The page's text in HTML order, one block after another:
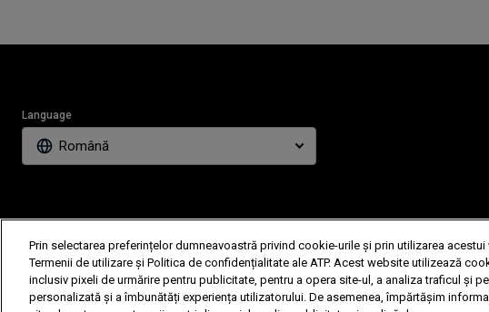
Language
Română
Players may withdraw due to injury,
© 2021 ATP Tour, Inc.Terms
Prin selectarea preferințelor dumneavoastră privind cookie-urile și prin utilizarea
Termenii de utilizare și Politica de confidențialitate ale ATP. Acest website utilizează
inclusiv pixeli de urmărire pentru publicitate, pentru a opera site-ul, a analiza traficul și
personalizată și a îmbunătăți experiența utilizatorului. De asemenea, împărtășim